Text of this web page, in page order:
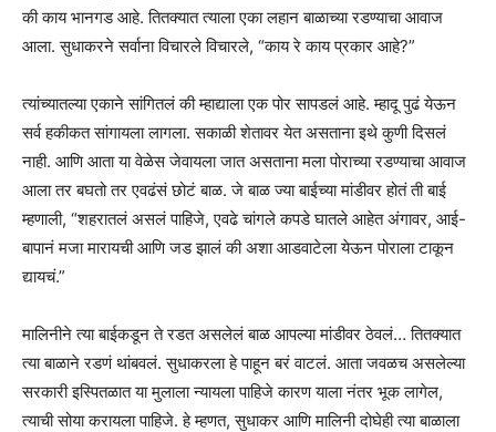
की काय भानगड आहे. तितक्यात त्याला एका लहान बाळाच्या रडण्याचा आवाज
आला. सुधाकरने सर्वाना विचारले विचारले, “काय रे काय प्रकार आहे?”
त्यांच्यातल्या एकाने सांगितलं की म्हाद्याला एक पोर सापडलं आहे. म्हादू पुढं येऊन
सर्व हकीकत सांगायला लागला. सकाळी शेतावर येत असताना इथे कुणी दिसलं
नाही. आणि आता या वेळेस जेवायला जात असताना मला पोराच्या रडण्याचा आवाज
आला तर बघतो तर एवढंसं छोटं बाळ. जे बाळ ज्या बाईच्या मांडीवर होतं ती बाई
म्हणाली, “शहरातलं असलं पाहिजे, एवढे चांगले कपडे घातले आहेत अंगावर, आई-
बापानं मजा मारायची आणि जड झालं की अशा आडवाटेला येऊन पोराला टाकून
द्यायचं.”
मालिनीने त्या बाईकडून ते रडत असलेलं बाळ आपल्या मांडीवर ठेवलं… तितक्यात
त्या बाळाने रडणं थांबवलं. सुधाकरला हे पाहून बरं वाटलं. आता जवळच असलेल्या
सरकारी इस्पितळात या मुलाला न्यायला पाहिजे कारण याला नंतर भूक लागेल,
त्याची सोया करायला पाहिजे. हे म्हणत, सुधाकर आणि मालिनी दोघेही त्या बाळाला